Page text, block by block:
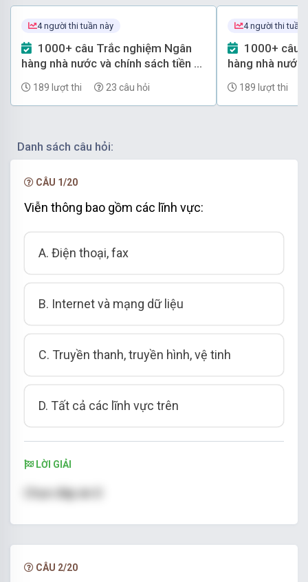
Chọn đáp án D
4 người thi tuần này
hàng nhà nước và chính sách tiền tệ
189 lượt thi 23 câu hỏi
4 người thi tuần
hàng nhà nước
189 lượt thi
Danh sách câu hỏi:
CÂU 1/20
Viễn thông bao gồm các lĩnh vực:
A. Điện thoại, fax
B. Internet và mạng dữ liệu
C. Truyền thanh, truyền hình, vệ tinh
D. Tất cả các lĩnh vực trên
LỜI GIẢI
Chọn đáp án D
CÂU 2/20